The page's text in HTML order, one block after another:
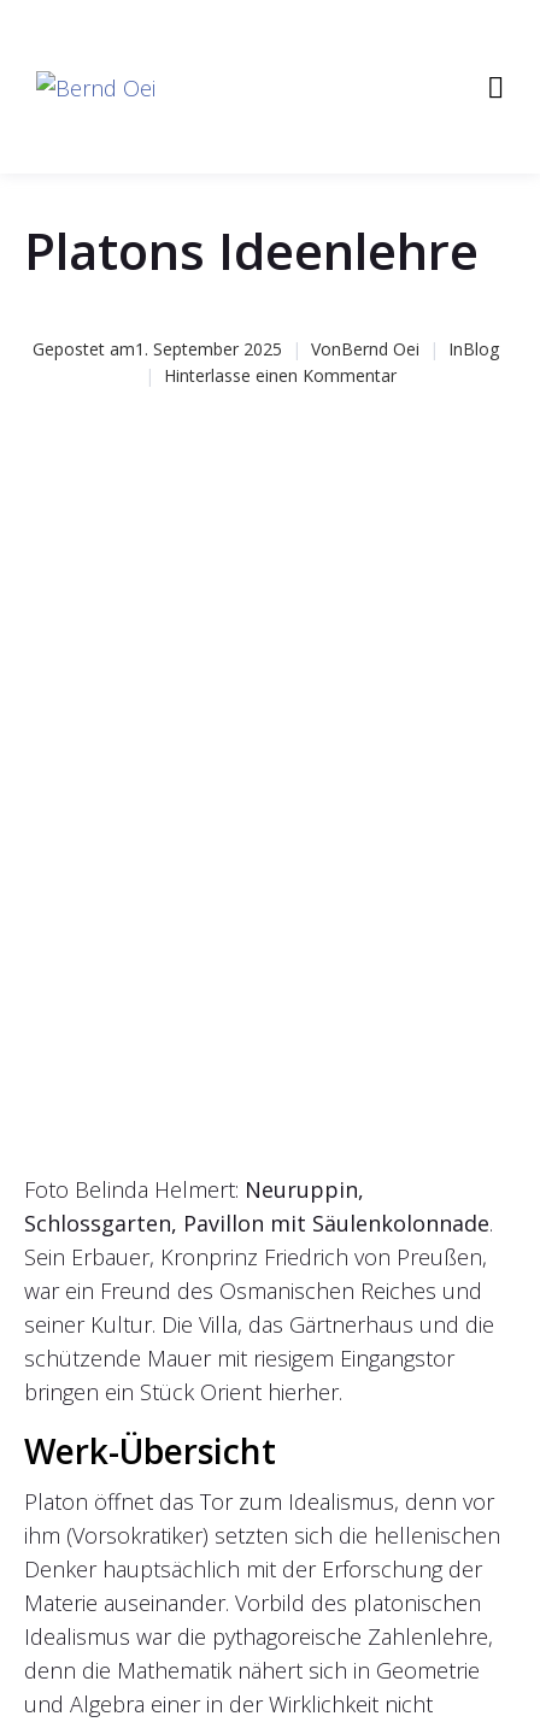
Platons Ideenlehre
Gepostet am1. September 2025 VonBernd Oei InBlog
Hinterlasse einen Kommentar
Foto Belinda Helmert: Neuruppin,
Schlossgarten, Pavillon mit Säulenkolonnade.
Sein Erbauer, Kronprinz Friedrich von Preußen,
war ein Freund des Osmanischen Reiches und
seiner Kultur. Die Villa, das Gärtnerhaus und die
schützende Mauer mit riesigem Eingangstor
bringen ein Stück Orient hierher.
Werk-Übersicht
Platon öffnet das Tor zum Idealismus, denn vor
ihm (Vorsokratiker) setzten sich die hellenischen
Denker hauptsächlich mit der Erforschung der
Materie auseinander. Vorbild des platonischen
Idealismus war die pythagoreische Zahlenlehre,
denn die Mathematik nähert sich in Geometrie
und Algebra einer in der Wirklichkeit nicht